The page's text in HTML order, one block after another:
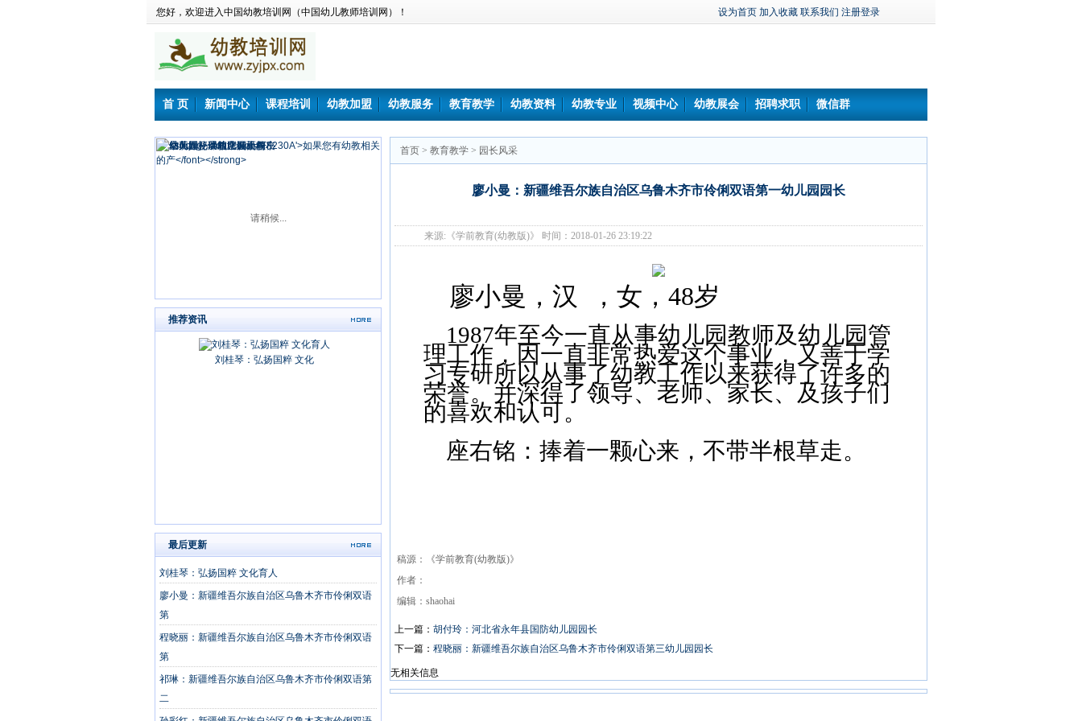
您好，欢迎进入中国幼教培训网（中国幼儿教师培训网）！ 设为首页 加入收藏 联系我们 注册登录
首 页 新闻中心 课程培训 幼教加盟 幼教服务 教育教学 幼教资料 幼教专业 视频中心 幼教展会 招聘求职 微信群
请稍候...
推荐资讯
刘桂琴：弘扬国粹 文化
最后更新
刘桂琴：弘扬国粹 文化育人
廖小曼：新疆维吾尔族自治区乌鲁木齐市伶俐双语
第
程晓丽：新疆维吾尔族自治区乌鲁木齐市伶俐双语
第
祁琳：新疆维吾尔族自治区乌鲁木齐市伶俐双语第
二
首页 > 教育教学 > 园长风采
廖小曼：新疆维吾尔族自治区乌鲁木齐市伶俐双语第一幼儿园园长
来源:《学前教育(幼教版)》 时间：2018-01-26 23:19:22
廖小曼，汉 ，女， 48岁
1987年至今一直从事幼儿园教师及幼儿园管
理工作，因一直非常热爱这个事业，又善于学
习专研所以从事了幼教工作以来获得了许多的
荣誉。并深得了领导、老师、家长、及孩子们
的喜欢和认可。
座右铭：捧着一颗心来，不带半根草走。
稿源：《学前教育(幼教版)》
作者：
编辑：shaohai
上一篇： 胡付玲：河北省永年县国防幼儿园园长
下一篇： 程晓丽：新疆维吾尔族自治区乌鲁木齐市伶俐双语第三幼儿园园长
无相关信息